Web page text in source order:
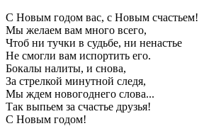
С Новым годом вас, с Новым счастьем!
Мы желаем вам много всего,
Чтоб ни тучки в судьбе, ни ненастье
Не смогли вам испортить его.
Бокалы налиты, и снова,
За стрелкой минутной следя,
Мы ждем новогоднего слова...
Так выпьем за счастье друзья!
С Новым годом!